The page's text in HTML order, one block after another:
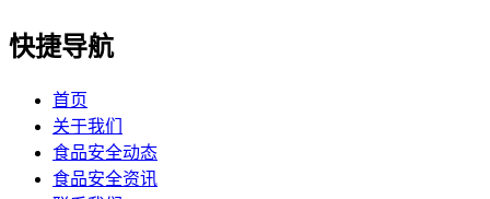
快捷导航
首页
关于我们
食品安全动态
食品安全资讯